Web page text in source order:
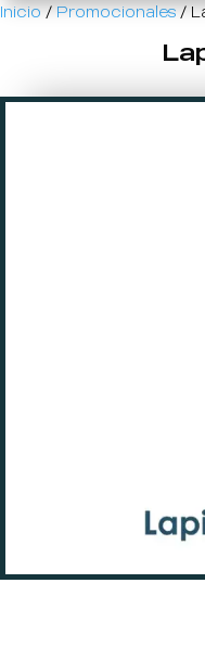
Inicio/Promocionales/